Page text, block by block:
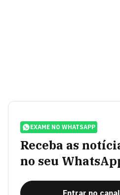
EXAME NO WHATSAPP
Receba as
no seu
Entrar no